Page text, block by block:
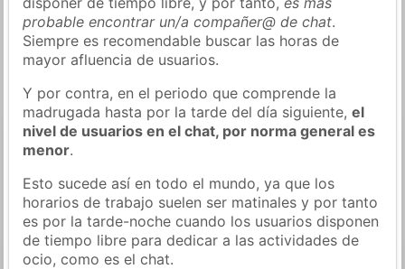
probable encontrar un/a compañer@ de chat.
Siempre es recomendable buscar las horas de
mayor afluencia de usuarios.
Y por contra, en el periodo que comprende la
madrugada hasta por la tarde del día siguiente,el
nivel de usuarios en el chat, por norma general es
menor.
Esto sucede así en todo el mundo, ya que los
horarios de trabajo suelen ser matinales y por tanto
es por la tarde-noche cuando los usuarios disponen
de tiempo libre para dedicar a las actividades de
ocio, como es el chat.